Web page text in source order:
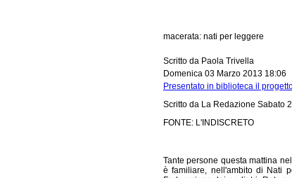
macerata: nati per leggere
Scritto da Paola Trivella
Domenica 03 Marzo 2013 18:06
Presentato in biblioteca il
Scritto da La Redazione Sabato
FONTE: L'INDISCRETO
Tante persone questa mattina
è familiare, nell'ambito di Nati